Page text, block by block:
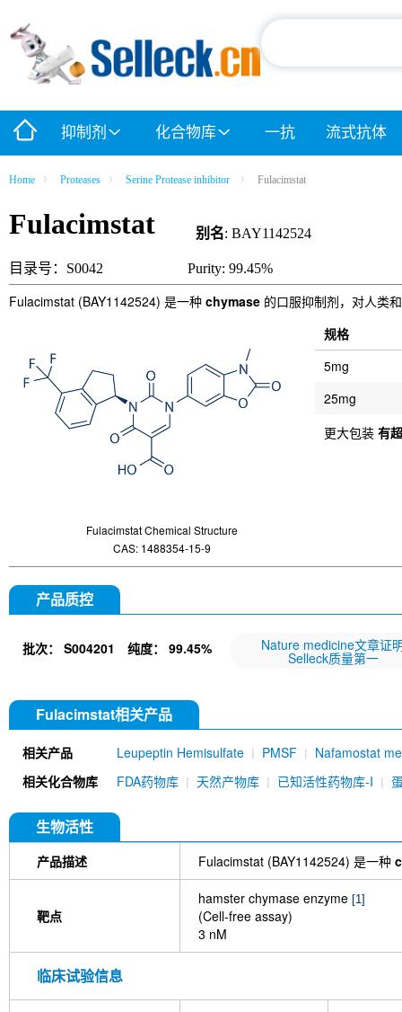
抑制剂 化合物库 一抗 流式抗体
Home Proteases Serine Protease inhibitor Fulacimstat
Fulacimstat 别名: BAY1142524
目录号：S0042 Purity: 99.45%
Fulacimstat (BAY1142524) 是一种 chymase 的口服抑制剂，对人类
Fulacimstat Chemical Structure
CAS: 1488354-15-9
规格
5mg
25mg
更大包装 有
产品质控
批次： S004201 纯度： 99.45% Nature medicine文章证
Selleck质量第一
Fulacimstat相关产品
相关产品 Leupeptin Hemisulfate PMSF
Nafamostat
相关化合物库 FDA药物库 天然产物库 已知活性药物库-I
生物活性
产品描述 Fulacimstat (BAY1142524) 是一种
靶点
hamster chymase enzyme [1]
(Cell-free assay)
3 nM
临床试验信息